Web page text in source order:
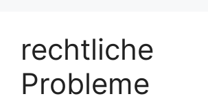
rechtliche
Probleme